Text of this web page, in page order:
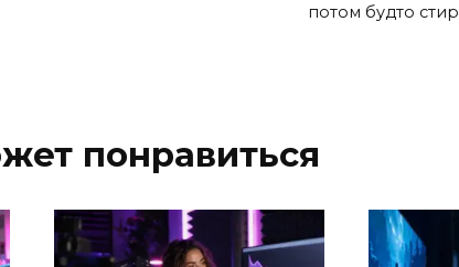
потом будто
понравиться